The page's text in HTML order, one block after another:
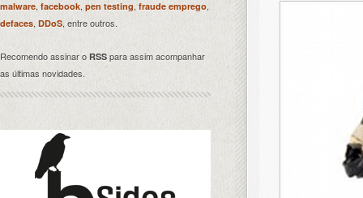
malware, facebook, pen testing fraude emprego,
defaces, DDoS, entre outros.
Recomendo assinar o RSS para assim acompanhar
as últimas novidades.